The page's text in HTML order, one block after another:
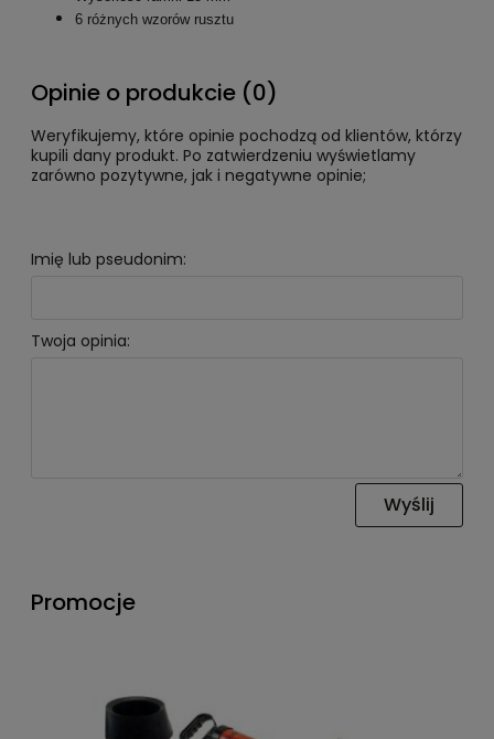
6 różnych wzorów rusztu
Opinie o produkcie (0)
Weryfikujemy, które opinie pochodzą od klientów, którzy
kupili dany produkt. Po zatwierdzeniu wyświetlamy
zarówno pozytywne, jak i negatywne opinie;
Imię lub pseudonim:
Twoja opinia:
Wyślij
Promocje